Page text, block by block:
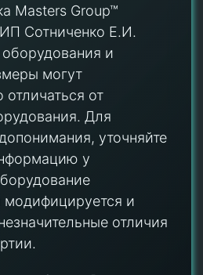
Masters Group™
Сотниченко Е.И.
и
могут
отличаться от
Для
уточняйте
у
модифицируется и
отличия